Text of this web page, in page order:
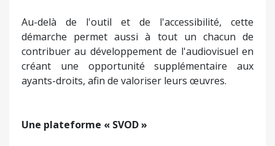
Au-delà de l'outil et de l'accessibilité, cette
démarche permet aussi à tout un chacun de
contribuer au développement de l'audiovisuel en
créant une opportunité supplémentaire aux
ayants-droits, afin de valoriser leurs œuvres.
Une plateforme « SVOD »